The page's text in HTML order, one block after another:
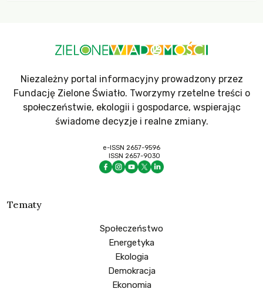
Niezależny portal informacyjny prowadzony przez
Fundację Zielone Światło. Tworzymy rzetelne treści o
społeczeństwie, ekologii i gospodarce, wspierając
świadome decyzje i realne zmiany.
e-ISSN 2657-9596
ISSN 2657-9030
Tematy
Społeczeństwo
Energetyka
Ekologia
Demokracja
Ekonomia